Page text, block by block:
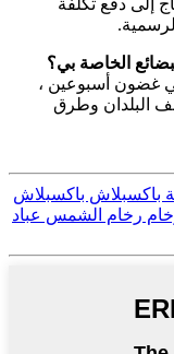
إلى دفع تكلفة
الخاصة بي؟
غضون أسبوعين ،
مختلف البلدان وطرق
باكسبلاش باكسبلاش
رخام الشمس عباد